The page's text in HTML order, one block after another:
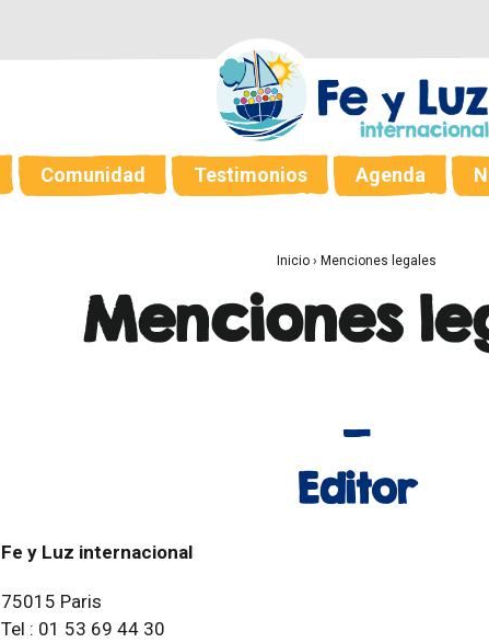
Comunidad Testimonios Agenda
Inicio › Menciones legales
Menciones
Editor
Fe y Luz internacional
75015 Paris
Tel : 01 53 69 44 30